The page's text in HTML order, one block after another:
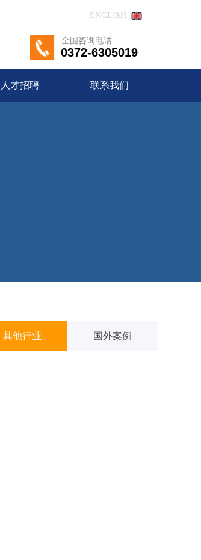
全国咨询电话
0372-6305019
ENGLISH
人才招聘 联系我们
其他行业 国外案例